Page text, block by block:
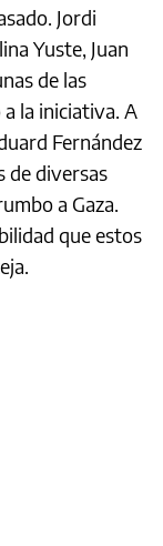
Jordi
Yuste, Juan
de las
la iniciativa. A
Fernández
de diversas
a Gaza.
que estos